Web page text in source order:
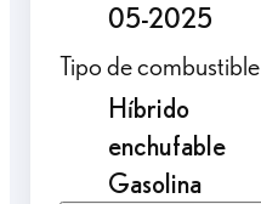
05-2025
Tipo de combustible
Híbrido
enchufable
Gasolina